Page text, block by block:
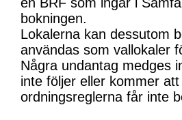
bokningen.
Lokalerna kan dessutom
användas som vallokaler
Några undantag medges
inte följer eller kommer
ordningsreglerna får inte